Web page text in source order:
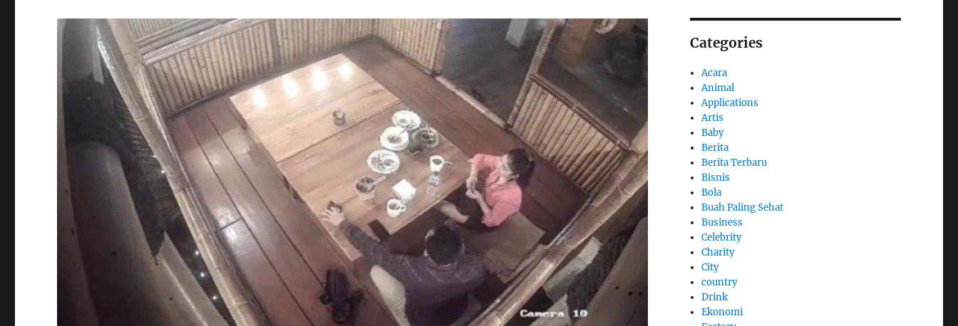
Categories
Acara
Animal
Applications
Artis
Baby
Berita
Berita Terbaru
Bisnis
Bola
Buah Paling Sehat
Business
Celebrity
Charity
City
country
Drink
Ekonomi